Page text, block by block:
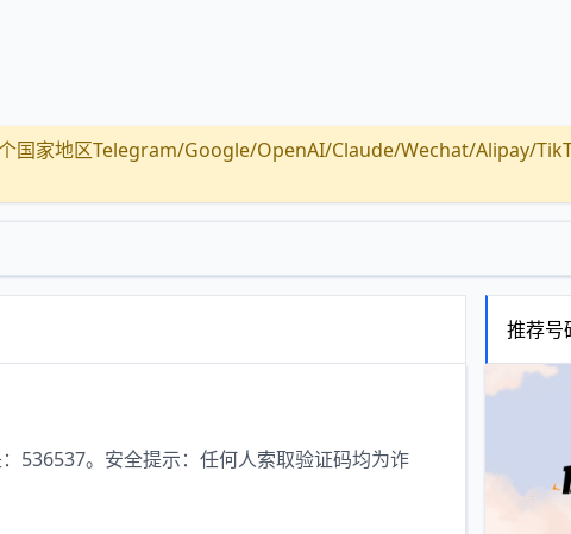
国家地区Telegram/Google/OpenAI/Claude/Wechat/Alipay/
536537。安全提示：任何人索取验证码均为诈
推荐号